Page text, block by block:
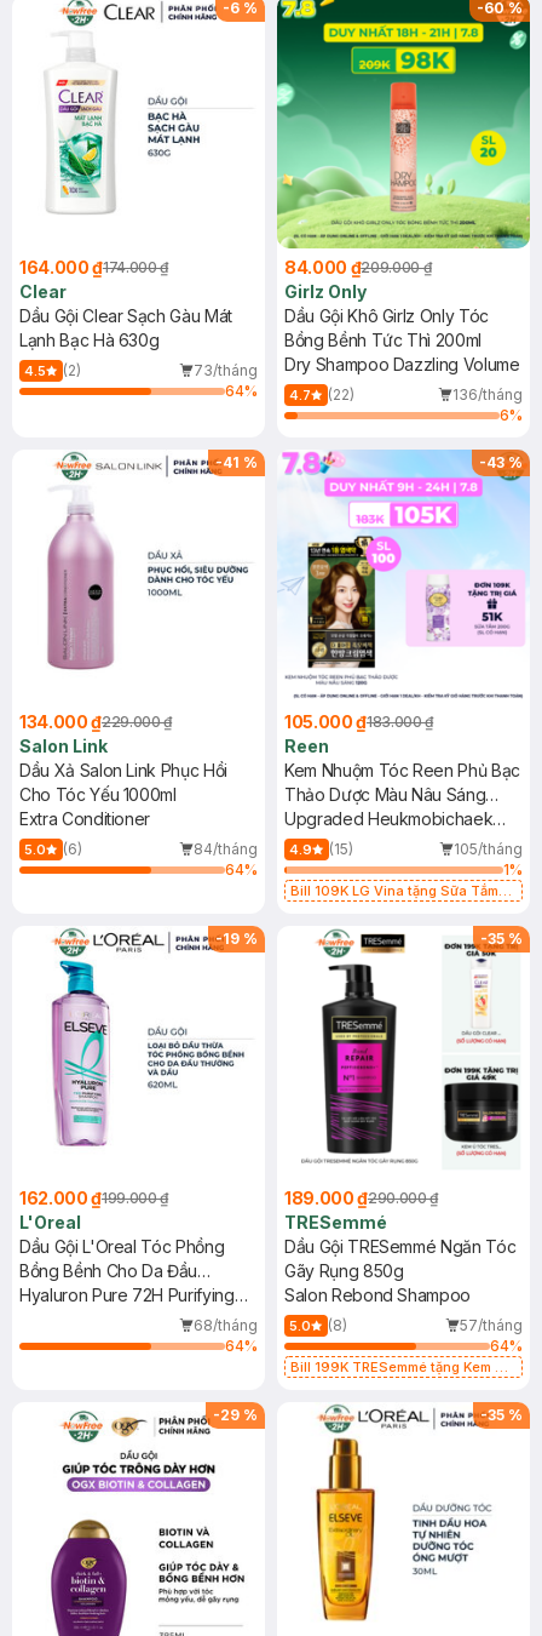
-6 %
164.000 ₫174.000 ₫
Clear
Dầu Gội Clear Sạch Gàu Mát
Lạnh Bạc Hà 630g
4.5 (2)
73/tháng
64%
-60%
84.000 ₫209.000 ₫
Girlz Only
Dầu Gội Khô Girlz Only Tóc
Bồng Bềnh Tức Thì 200ml
Dry Shampoo Dazzling Volume
4.7 (22)
136/tháng
6%
-41 %
134.000 ₫229.000 ₫
Salon Link
Dầu Xả Salon Link Phục Hồi
Cho Tóc Yếu 1000ml
Extra Conditioner
5.0 (6)
84/tháng
64%
-43%
105.000 ₫183.000 ₫
Reen
Kem Nhuộm Tóc Reen Phủ Bạc
Thảo Dược Màu Nâu Sáng
120g
Upgraded Heukmobichaek
Oriental Hair Dye Cream - Light
Brown
4.9 (15)
105/tháng
1%
Bill 109K LG Vina tặng Sữa Tắm
(SL có hạn)
-19 %
162.000 ₫199.000 ₫
L'Oreal
Dầu Gội L'Oreal Tóc Phồng
Bồng Bềnh Cho Da Đầu
Thường, Dầu 620ml
Hyaluron Pure 72H Purifying
68/tháng
64%
-35 %
189.000 ₫290.000 ₫
TRESemmé
Dầu Gội TRESemmé Ngăn Tóc
Gãy Rụng 850g
Salon Rebond Shampoo
5.0 (8)
57/tháng
64%
Bill 199K TRESemmé tặng Kem Ủ
-29 % -35 %